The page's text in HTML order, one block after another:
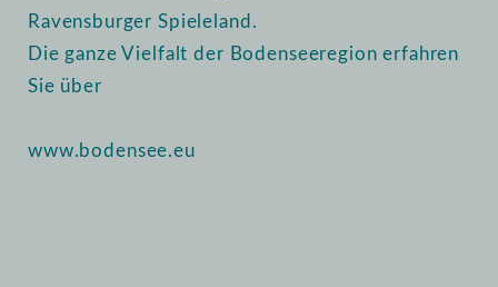
Ravensburger Spieleland.
Die ganze Vielfalt der Bodenseeregion erfahren
Sie über
www.bodensee.eu